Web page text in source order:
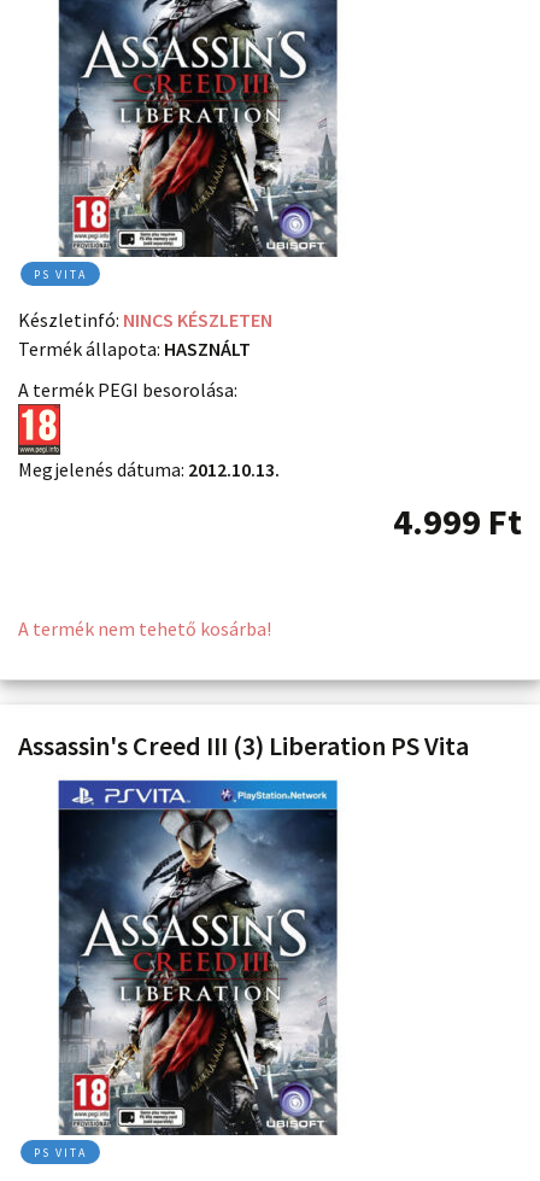
PS VITA
Készletinfó: NINCS KÉSZLETEN
Termék állapota: HASZNÁLT
A termék PEGI besorolása:
Megjelenés dátuma: 2012.10.13.
4.999 Ft
A termék nem tehető kosárba!
Assassin's Creed III (3) Liberation PS Vita
PS VITA